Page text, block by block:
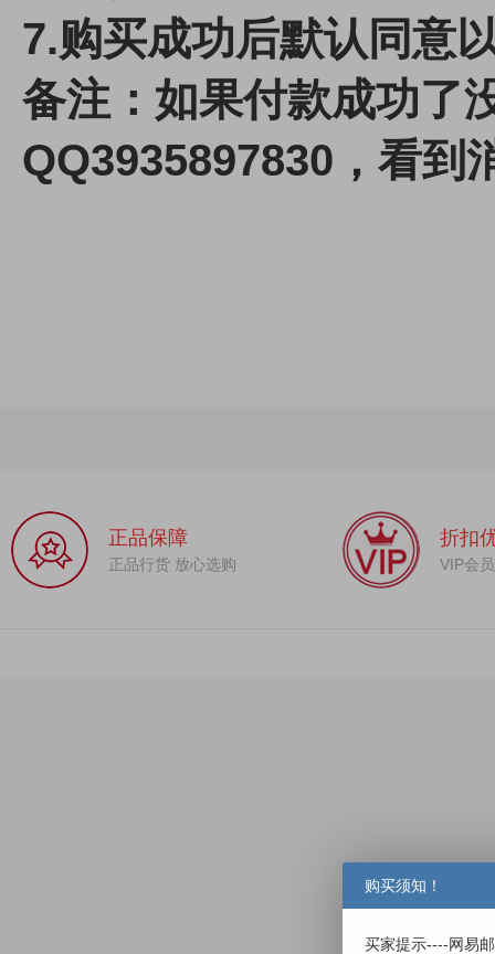
7.购买成功后默认同意
备注：如果付款成功了
QQ3935897830，看到
正品保障
正品行货 放心选购
折扣
VIP会
购买须知！
买家提示----网易